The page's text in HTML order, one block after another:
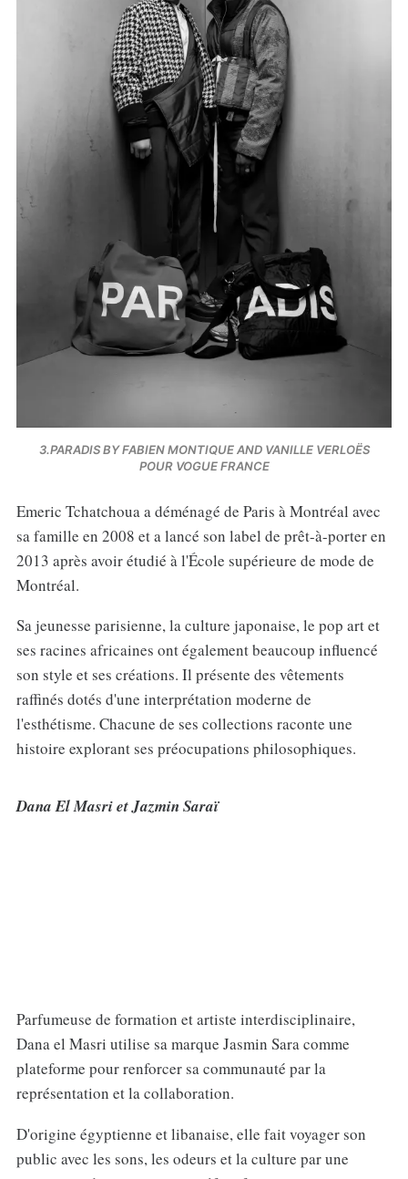
3.PARADIS BY FABIEN MONTIQUE AND VANILLE VERLOËS
POUR VOGUE FRANCE
Emeric Tchatchoua a déménagé de Paris à Montréal avec
sa famille en 2008 et a lancé son label de prêt-à-porter en
2013 après avoir étudié à l'École supérieure de mode de
Montréal.
Sa jeunesse parisienne, la culture japonaise, le pop art et
ses racines africaines ont également beaucoup influencé
son style et ses créations. Il présente des vêtements
raffinés dotés d'une interprétation moderne de
l'esthétisme. Chacune de ses collections raconte une
histoire explorant ses préocupations philosophiques.
Dana El Masri et Jazmin Saraï
‌‌Parfumeuse de formation et artiste interdisciplinaire,
Dana el Masri utilise sa marque Jasmin Sara comme
plateforme pour renforcer sa communauté par la
représentation et la collaboration.
D'origine égyptienne et libanaise, elle fait voyager son
public avec les sons, les odeurs et la culture par une